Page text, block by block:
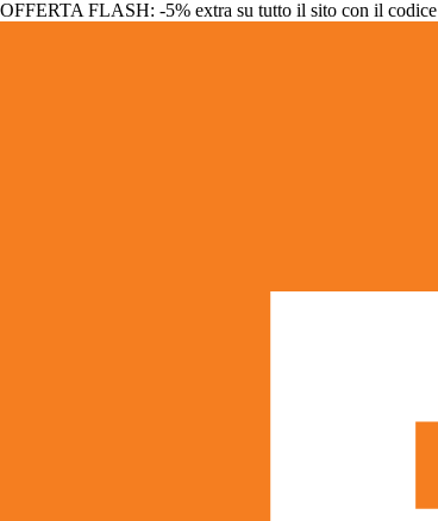
OFFERTA FLASH: -5% extra su tutto il sito con il codice